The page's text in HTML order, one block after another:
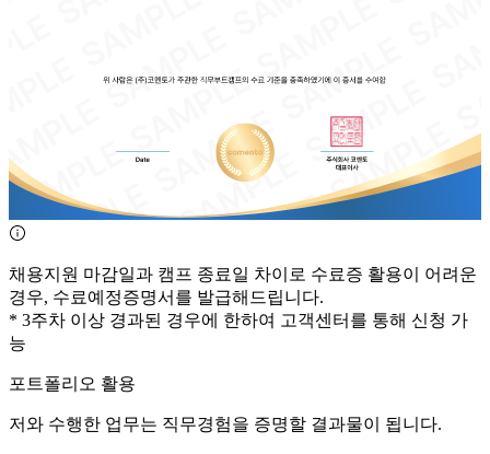
채용지원 마감일과 캠프 종료일 차이로 수료증 활용이 어려운
경우, 수료예정증명서를 발급해드립니다.
* 3주차 이상 경과된 경우에 한하여 고객센터를 통해 신청 가
능
포트폴리오 활용
저와 수행한 업무는 직무경험을 증명할 결과물이 됩니다.